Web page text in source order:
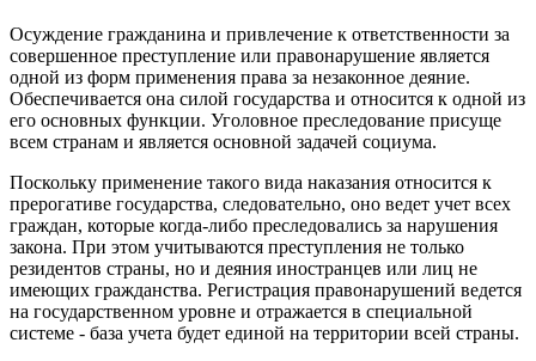
Осуждение гражданина и привлечение к ответственности за
совершенное преступление или правонарушение является
одной из форм применения права за незаконное деяние.
Обеспечивается она силой государства и относится к одной из
его основных функции. Уголовное преследование присуще
всем странам и является основной задачей социума.
Поскольку применение такого вида наказания относится к
прерогативе государства, следовательно, оно ведет учет всех
граждан, которые когда-либо преследовались за нарушения
закона. При этом учитываются преступления не только
резидентов страны, но и деяния иностранцев или лиц не
имеющих гражданства. Регистрация правонарушений ведется
на государственном уровне и отражается в специальной
системе - база учета будет единой на территории всей страны.